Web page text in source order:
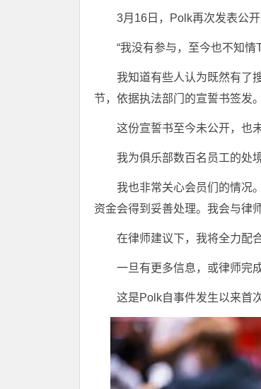
3月16日，Polk再次发表公开
“我没有参与，至今也不知情
我知道有些人认为既然有了
节，依据执法部门的宣誓书签发。
这份宣誓书至今未公开，也
我为俱乐部数百名员工的处
我也非常关心会员们的情况
资金会得到妥善处理。我会与律
在律师建议下，我将全力配
一旦有更多信息，或律师完
这是Polk自事件发生以来首